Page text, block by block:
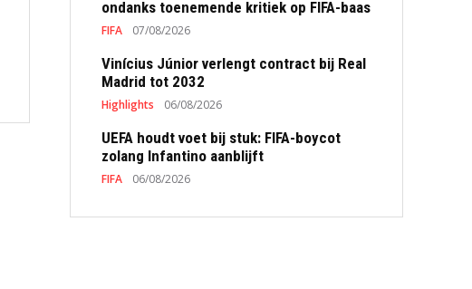
ondanks toenemende kritiek op FIFA-baas
FIFA 07/08/2026
Vinícius Júnior verlengt contract bij Real
Madrid tot 2032
Highlights 06/08/2026
UEFA houdt voet bij stuk: FIFA-boycot
zolang Infantino aanblijft
FIFA 06/08/2026